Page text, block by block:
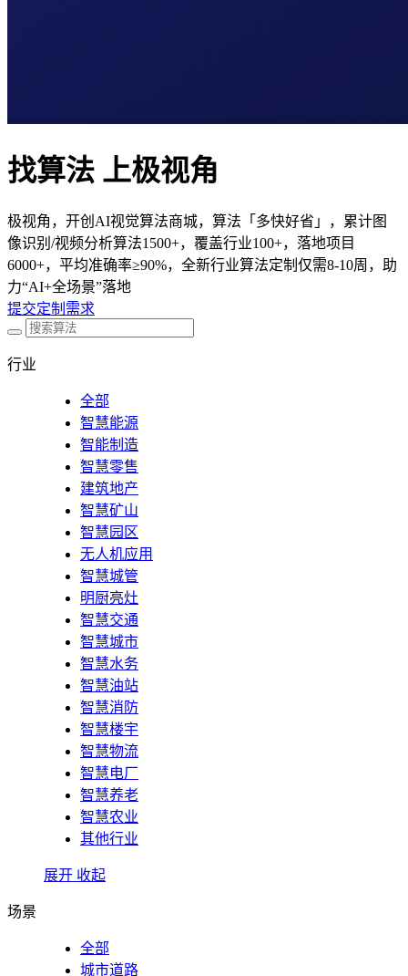
找算法 上极视角
极视角，开创AI视觉算法商城，算法「多快好省」，累计图
像识别/视频分析算法1500+，覆盖行业100+，落地项目
6000+，平均准确率≥90%，全新行业算法定制仅需8-10周，助
力“AI+全场景”落地
提交定制需求
行业
全部
智慧能源
智能制造
智慧零售
建筑地产
智慧矿山
智慧园区
无人机应用
智慧城管
明厨亮灶
智慧交通
智慧城市
智慧水务
智慧油站
智慧消防
智慧楼宇
智慧物流
智慧电厂
智慧养老
智慧农业
其他行业
展开 收起
场景
全部
城市道路